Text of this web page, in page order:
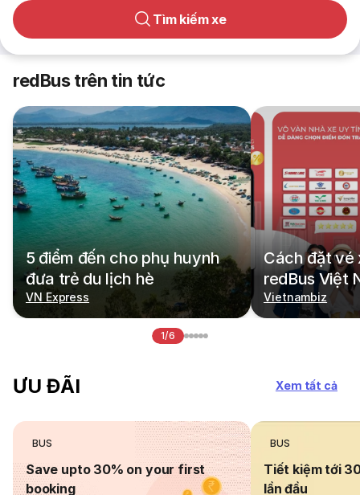
Tìm kiếm xe
redBus trên tin tức
5 điểm đến cho phụ huynh
đưa trẻ du lịch hè
VN Express
Cách đặt vé
redBus Việt
Vietnambiz
1/6
ƯU ĐÃI Xem tất cả
BUS
Save upto 30% on your first
booking
BUS
Tiết kiệm tới
lần đầu